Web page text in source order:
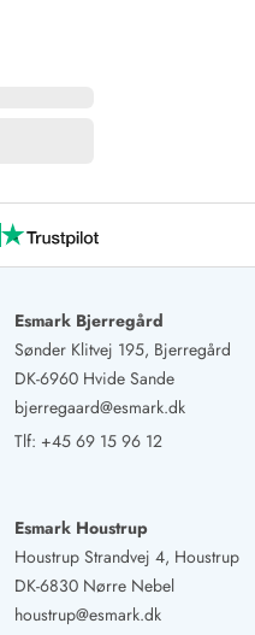
Esmark Bjerregård
Sønder Klitvej 195, Bjerregård
DK-6960 Hvide Sande
bjerregaard@esmark.dk
Tlf: +45 69 15 96 12
Esmark Houstrup
Houstrup Strandvej 4, Houstrup
DK-6830 Nørre Nebel
houstrup@esmark.dk